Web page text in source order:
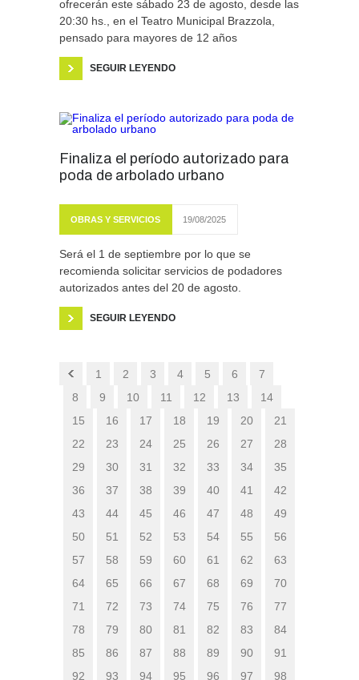
ofrecerán este sábado 23 de agosto, desde las
20:30 hs., en el Teatro Municipal Brazzola,
pensado para mayores de 12 años
SEGUIR LEYENDO
Finaliza el período autorizado para
poda de arbolado urbano
OBRAS Y SERVICIOS 19/08/2025
Será el 1 de septiembre por lo que se
recomienda solicitar servicios de podadores
autorizados antes del 20 de agosto.
SEGUIR LEYENDO
1 2 3 4 5 6
7
8
9 10 11 12 13
14
15
16 17 18 19 20
21
22
23 24 25 26 27
28
29
30 31 32 33 34
35
36
37 38 39 40 41
42
43
44 45 46 47 48
49
50
51 52 53 54 55
56
57
58 59 60 61 62
63
64
65 66 67 68 69
70
71
72 73 74 75 76
77
78
79 80 81 82 83
84
85
86 87 88 89 90
91
92
93 94 95 96 97
98